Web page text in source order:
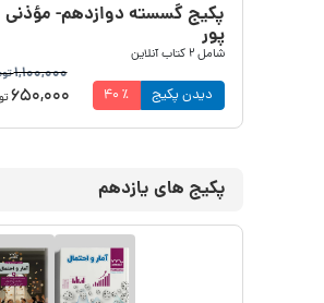
پکیج گسسته دوازدهم- مؤذنی
پور
شامل2کتاب آنلاین
40 ٪ دیدن پکیج
1,100,000
650,000
پکیج های یازدهم